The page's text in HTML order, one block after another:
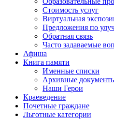
Стоимость услуг
Виртуальная
Предложения по
Обратная связь
Часто задаваемые
Афиша
Книга памяти
Именные списки
Архивные
Наши Герои
Краеведение
Почетные граждане
Льготные категории